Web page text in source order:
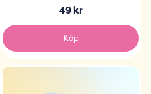
49 kr
Köp